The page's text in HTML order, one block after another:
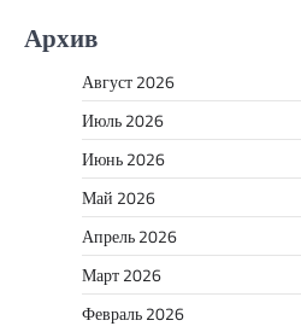
Архив
Август 2026
Июль 2026
Июнь 2026
Май 2026
Апрель 2026
Март 2026
Февраль 2026